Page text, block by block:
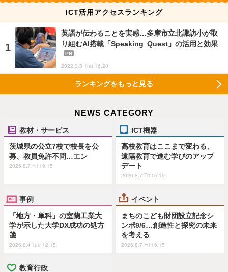
ICT活用アクセスランキング
英語が伝わることを実感…多摩市立北諏訪小が取
り組むAI搭載「Speaking Quest」の活用と効果
PR
2022.3.3 Thu 16:20
ランキングをもっと見る
NEWS CATEGORY
教材・サービス
茨城県の公立7校で校長を公
募、教員免許不問…エン
2026.8.7 Fri 19:15
ICT機器
高校教育はここまで変わる、
遠隔教育で進む学びのアップ
デート
2026.8.7 Fri 15:15
事例
「地方・単科」の室蘭工業大
学が示した大学DX成功の処方
箋
2026.8.4 Tue 12:15
イベント
まちのこども財団設立記念シ
ンポ9/6…創造性と探究の未来
を考える
2026.8.7 Fri 16:15
教育行政